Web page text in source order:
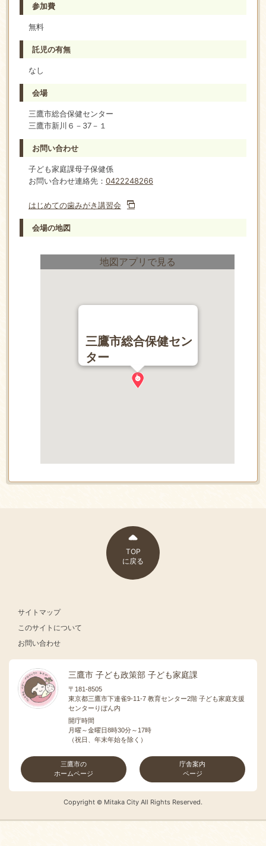
参加費
無料
託児の有無
なし
会場
三鷹市総合保健センター
三鷹市新川６－37－１
お問い合わせ
子ども家庭課母子保健係
お問い合わせ連絡先： 0422248266
はじめての歯みがき講習会
会場の地図
地図アプリで見る
三鷹市総合保健セン
ター
TOP
に戻る
サイトマップ
このサイトについて
お問い合わせ
三鷹市 子ども政策部 子ども家庭課
〒181-8505
東京都三鷹市下連雀9-11-7 教育センター2階 子ども家庭支援
センターりぼん内
開庁時間
月曜～金曜日8時30分～17時
（祝日、年末年始を除く）
三鷹市の
ホームページ
庁舎案内
ページ
Copyright © Mitaka City All Rights Reserved.